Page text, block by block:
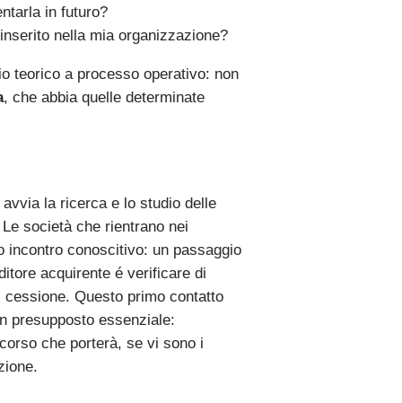
in futuro?
nella mia organizzazione?
teorico a processo operativo: non
, che abbia quelle determinate
la ricerca e lo studio delle
società che rientrano nei
incontro conoscitivo: un passaggio
acquirente é verificare di
Questo primo contatto
presupposto essenziale:
che porterà, se vi sono i